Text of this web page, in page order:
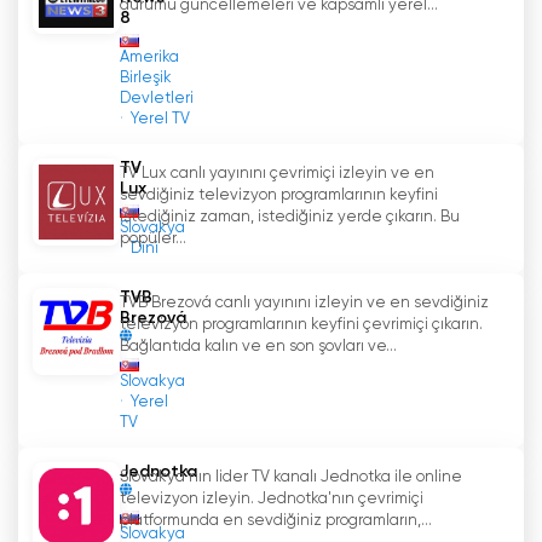
programlarına çevrimiçi olarak erişmelerine
olanak sağladı. Bu teknolojileri benimseyen
kanal, Ružinov
daha geniş bir izleyici kitlesine ulaşarak
Slovakya'nın her yerinden insanların içeriğinden
Canlı yayın ve çevrimiçi televizyon izleme
seçeneği, izleyicilerin medyayı tüketme
bilgisayarlarından, akıllı telefonlarından veya
akıllı TV'lerinden en sevdikleri programların
keyfini çıkarabilir ve en son haberleri takip
edebilirler. Bu esneklik, Ružinov Televizyonu
izleyicileri için daha erişilebilir ve kullanışlı hale
getirerek, konumları veya zaman kısıtlamaları ne
ayarlayabilmelerini sağladı.
8
Amerika
Birleşik
Devletleri
Yerel TV
durumu güncellemeleri ve kapsamlı yerel...
TV
Lux
Slovakya
Dini
TV Lux canlı yayınını çevrimiçi izleyin ve en
sevdiğiniz televizyon programlarının keyfini
istediğiniz zaman, istediğiniz yerde çıkarın. Bu
popüler...
TVB
Brezová
Slovakya
Yerel
TV
TVB Brezová canlı yayınını izleyin ve en sevdiğiniz
televizyon programlarının keyfini çevrimiçi çıkarın.
Bağlantıda kalın ve en son şovları ve...
Jednotka
Slovakya
Slovakya'nın lider TV kanalı Jednotka ile online
televizyon izleyin. Jednotka'nın çevrimiçi
platformunda en sevdiğiniz programların,...